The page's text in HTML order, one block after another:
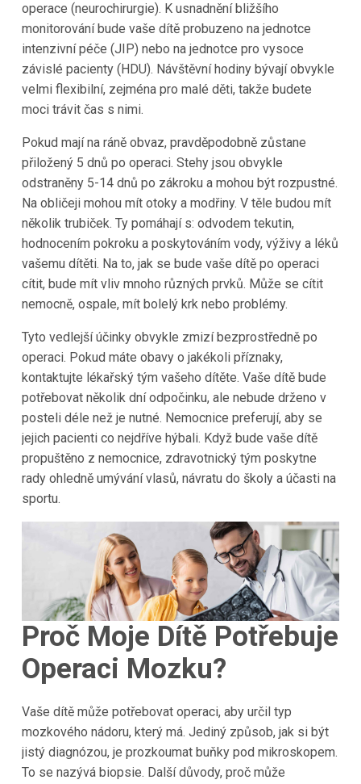
operace (neurochirurgie). K usnadnění bližšího
monitorování bude vaše dítě probuzeno na jednotce
intenzivní péče (JIP) nebo na jednotce pro vysoce
závislé pacienty (HDU). Návštěvní hodiny bývají obvykle
velmi flexibilní, zejména pro malé děti, takže budete
moci trávit čas s nimi.
Pokud mají na ráně obvaz, pravděpodobně zůstane
přiložený 5 dnů po operaci. Stehy jsou obvykle
odstraněny 5-14 dnů po zákroku a mohou být rozpustné.
Na obličeji mohou mít otoky a modřiny. V těle budou mít
několik trubiček. Ty pomáhají s: odvodem tekutin,
hodnocením pokroku a poskytováním vody, výživy a léků
vašemu dítěti. Na to, jak se bude vaše dítě po operaci
cítit, bude mít vliv mnoho různých prvků. Může se cítit
nemocně, ospale, mít bolelý krk nebo problémy.
Tyto vedlejší účinky obvykle zmizí bezprostředně po
operaci. Pokud máte obavy o jakékoli příznaky,
kontaktujte lékařský tým vašeho dítěte. Vaše dítě bude
potřebovat několik dní odpočinku, ale nebude drženo v
posteli déle než je nutné. Nemocnice preferují, aby se
jejich pacienti co nejdříve hýbali. Když bude vaše dítě
propuštěno z nemocnice, zdravotnický tým poskytne
rady ohledně umývání vlasů, návratu do školy a účasti na
sportu.
Proč Moje Dítě Potřebuje
Operaci Mozku?
Vaše dítě může potřebovat operaci, aby určil typ
mozkového nádoru, který má. Jediný způsob, jak si být
jistý diagnózou, je prozkoumat buňky pod mikroskopem.
To se nazývá biopsie. Další důvody, proč může